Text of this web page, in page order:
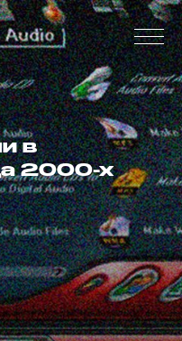
в
2000-х